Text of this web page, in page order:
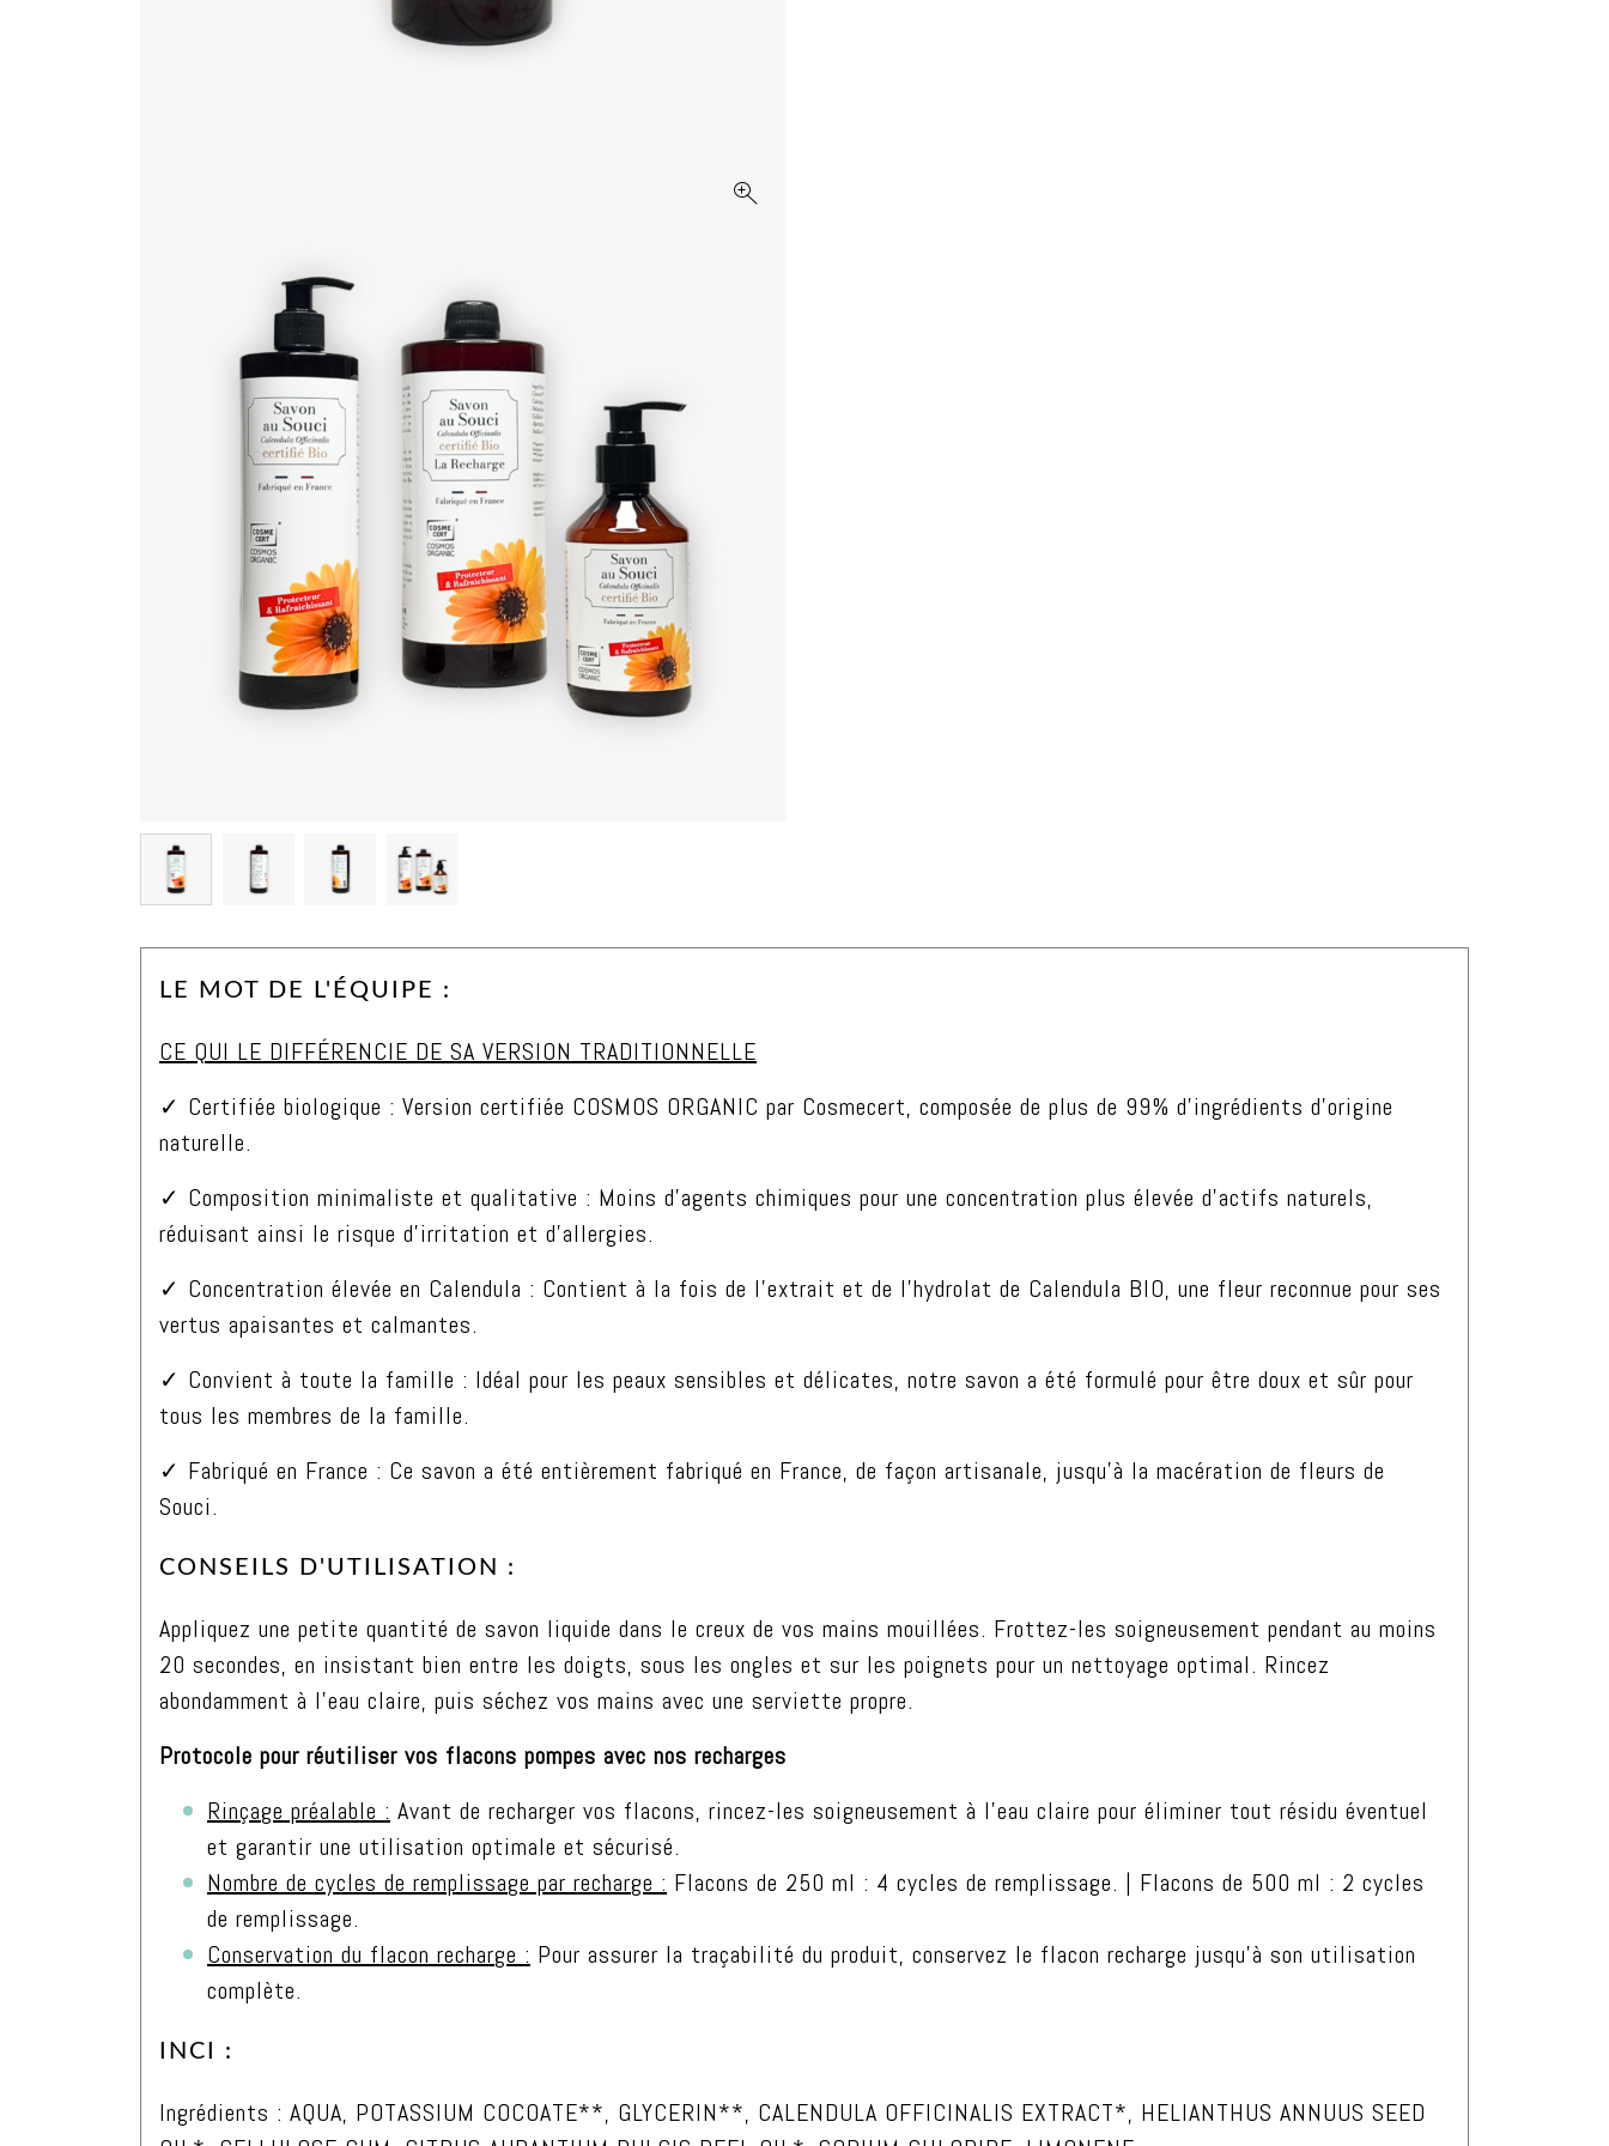
LE MOT DE L'ÉQUIPE :
CE QUI LE DIFFÉRENCIE DE SA VERSION TRADITIONNELLE
✓ Certifiée biologique : Version certifiée COSMOS ORGANIC par Cosmecert, composée de plus de 99% d’ingrédients d’origine
naturelle.
✓ Composition minimaliste et qualitative : Moins d’agents chimiques pour une concentration plus élevée d’actifs naturels,
réduisant ainsi le risque d’irritation et d’allergies.
✓ Concentration élevée en Calendula : Contient à la fois de l’extrait et de l’hydrolat de Calendula BIO, une fleur reconnue pour ses
vertus apaisantes et calmantes.
✓ Convient à toute la famille : Idéal pour les peaux sensibles et délicates, notre savon a été formulé pour être doux et sûr pour
tous les membres de la famille.
✓ Fabriqué en France : Ce savon a été entièrement fabriqué en France, de façon artisanale, jusqu’à la macération de fleurs de
Souci.
CONSEILS D'UTILISATION :
Appliquez une petite quantité de savon liquide dans le creux de vos mains mouillées. Frottez-les soigneusement pendant au moins
20 secondes, en insistant bien entre les doigts, sous les ongles et sur les poignets pour un nettoyage optimal. Rincez
abondamment à l’eau claire, puis séchez vos mains avec une serviette propre.
Protocole pour réutiliser vos flacons pompes avec nos recharges
Rinçage préalable : Avant de recharger vos flacons, rincez-les soigneusement à l’eau claire pour éliminer tout résidu éventuel
et garantir une utilisation optimale et sécurisé.
Nombre de cycles de remplissage par recharge : Flacons de 250 ml : 4 cycles de remplissage. | Flacons de 500 ml : 2 cycles
de remplissage.
Conservation du flacon recharge : Pour assurer la traçabilité du produit, conservez le flacon recharge jusqu’à son utilisation
complète.
INCI :
Ingrédients : AQUA, POTASSIUM COCOATE**, GLYCERIN**, CALENDULA OFFICINALIS EXTRACT*, HELIANTHUS ANNUUS SEED